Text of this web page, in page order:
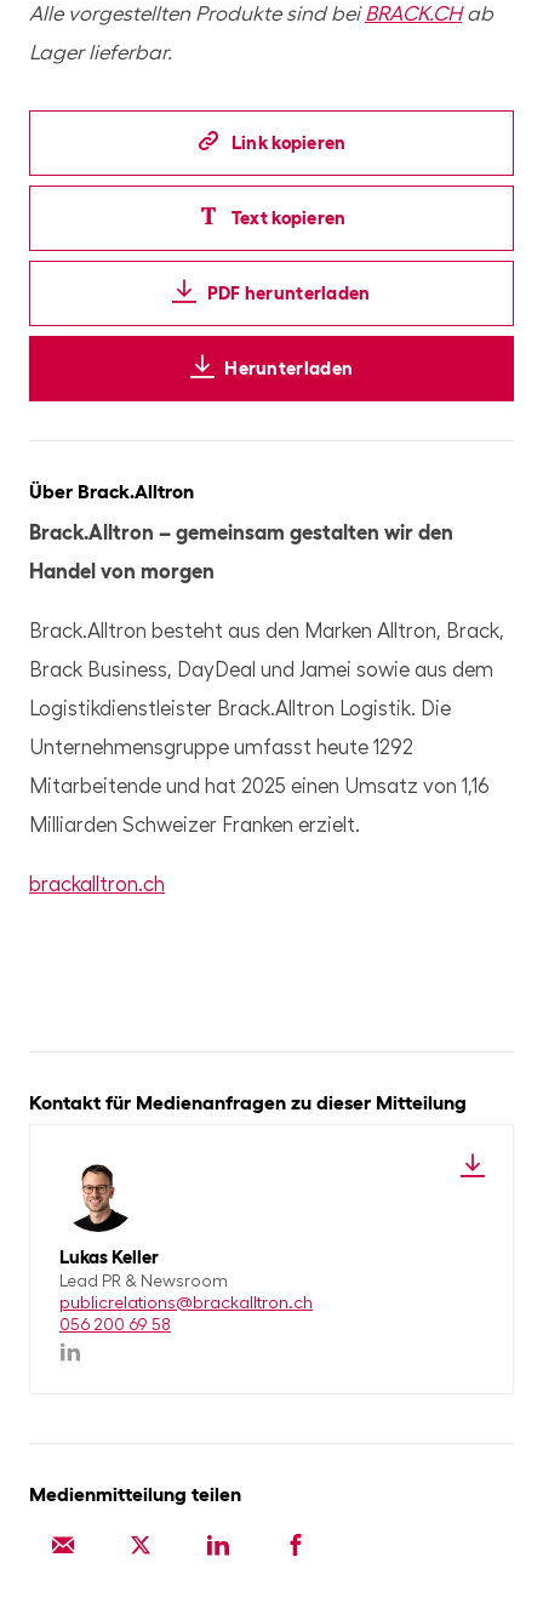
Alle vorgestellten Produkte sind beiBRACK.CHab
Lager lieferbar.
Link kopieren
Text kopieren
PDF herunterladen
Herunterladen
Über Brack.Alltron
Brack.Alltron – gemeinsam gestalten wir den
Handel von morgen
Brack.Alltron besteht aus den Marken Alltron, Brack,
Brack Business, DayDeal und Jamei sowie aus dem
Logistikdienstleister Brack.Alltron Logistik. Die
Unternehmensgruppe umfasst heute 1292
Mitarbeitende und hat 2025 einen Umsatz von 1,16
Milliarden Schweizer Franken erzielt.
brackalltron.ch
Kontakt für Medienanfragen zu dieser Mitteilung
Lukas Keller
Lead PR & Newsroom
publicrelations@brackalltron.ch
056 200 69 58
Medienmitteilung teilen